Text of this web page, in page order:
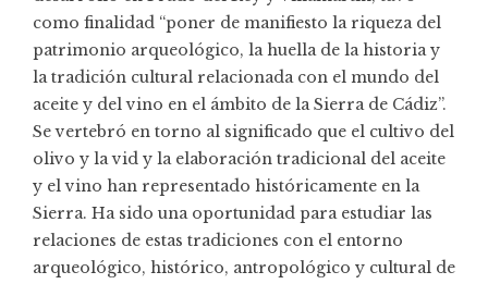
como finalidad “poner de manifiesto la riqueza del
patrimonio arqueológico, la huella de la historia y
la tradición cultural relacionada con el mundo del
aceite y del vino en el ámbito de la Sierra de Cádiz”.
Se vertebró en torno al significado que el cultivo del
olivo y la vid y la elaboración tradicional del aceite
y el vino han representado históricamente en la
Sierra. Ha sido una oportunidad para estudiar las
relaciones de estas tradiciones con el entorno
arqueológico, histórico, antropológico y cultural de